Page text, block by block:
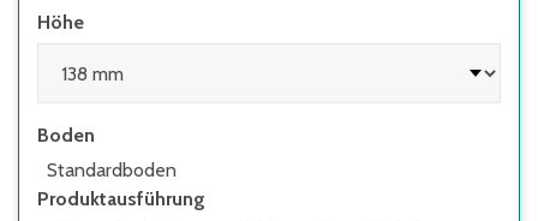
Höhe
Boden
Standardboden
Produktausführung